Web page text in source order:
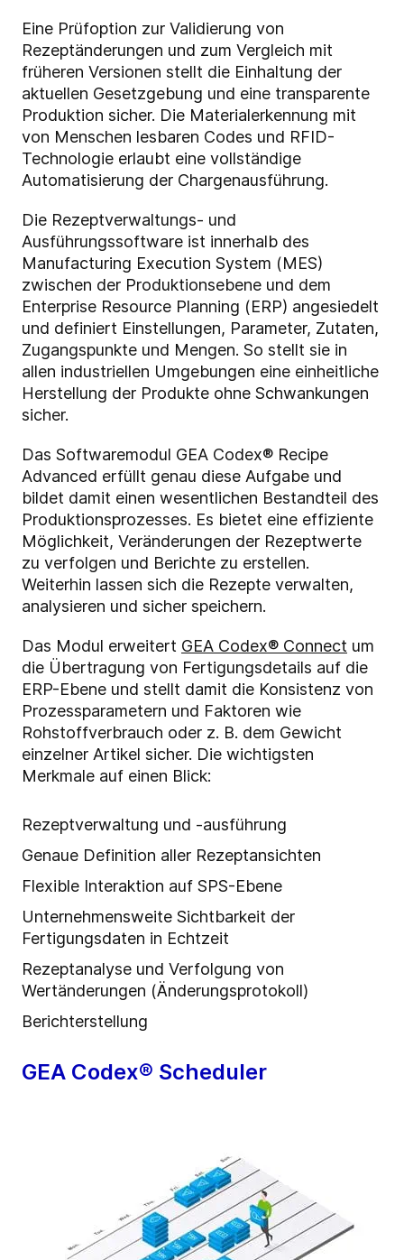
Eine Prüfoption zur Validierung von
Rezeptänderungen und zum Vergleich mit
früheren Versionen stellt die Einhaltung der
aktuellen Gesetzgebung und eine transparente
Produktion sicher. Die Materialerkennung mit
von Menschen lesbaren Codes und RFID-
Technologie erlaubt eine vollständige
Automatisierung der Chargenausführung.
Die Rezeptverwaltungs- und
Ausführungssoftware ist innerhalb des
Manufacturing Execution System (MES)
zwischen der Produktionsebene und dem
Enterprise Resource Planning (ERP) angesiedelt
und definiert Einstellungen, Parameter, Zutaten,
Zugangspunkte und Mengen. So stellt sie in
allen industriellen Umgebungen eine einheitliche
Herstellung der Produkte ohne Schwankungen
sicher.
Das Softwaremodul GEA Codex® Recipe
Advanced erfüllt genau diese Aufgabe und
bildet damit einen wesentlichen Bestandteil des
Produktionsprozesses. Es bietet eine effiziente
Möglichkeit, Veränderungen der Rezeptwerte
zu verfolgen und Berichte zu erstellen.
Weiterhin lassen sich die Rezepte verwalten,
analysieren und sicher speichern.
Das Modul erweitert GEA Codex® Connect um
die Übertragung von Fertigungsdetails auf die
ERP-Ebene und stellt damit die Konsistenz von
Prozessparametern und Faktoren wie
Rohstoffverbrauch oder z. B. dem Gewicht
einzelner Artikel sicher. Die wichtigsten
Merkmale auf einen Blick:
Rezeptverwaltung und -ausführung
Genaue Definition aller Rezeptansichten
Flexible Interaktion auf SPS-Ebene
Unternehmensweite Sichtbarkeit der
Fertigungsdaten in Echtzeit
Rezeptanalyse und Verfolgung von
Wertänderungen (Änderungsprotokoll)
Berichterstellung
GEA Codex® Scheduler